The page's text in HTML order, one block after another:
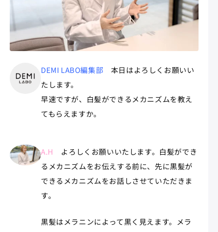
DEMI LABO編集部 本日はよろしくお願いい
たします。
早速ですが、白髪ができるメカニズムを教え
てもらえますか。
A.H よろしくお願いいたします。白髪ができ
るメカニズムをお伝えする前に、先に黒髪が
できるメカニズムをお話しさせていただきま
す。
黒髪はメラニンによって黒く見えます。メラ